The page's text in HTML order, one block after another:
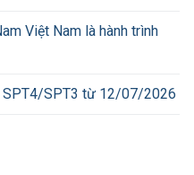
Việt Nam là hành trình
SPT4/SPT3 từ 12/07/2026